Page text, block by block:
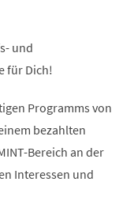
und
für Dich!
Programms von
bezahlten
Bereich an der
Interessen und